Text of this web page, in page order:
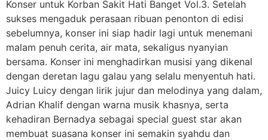
Konser untuk Korban Sakit Hati Banget Vol.3. Setelah
sukses mengaduk perasaan ribuan penonton di edisi
sebelumnya, konser ini siap hadir lagi untuk menemani
malam penuh cerita, air mata, sekaligus nyanyian
bersama. Konser ini menghadirkan musisi yang dikenal
dengan deretan lagu galau yang selalu menyentuh hati.
Juicy Luicy dengan lirik jujur dan melodinya yang dalam,
Adrian Khalif dengan warna musik khasnya, serta
kehadiran Bernadya sebagai special guest star akan
membuat suasana konser ini semakin syahdu dan